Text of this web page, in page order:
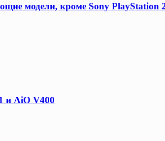
модели, кроме Sony PlayStation
и AiO V400